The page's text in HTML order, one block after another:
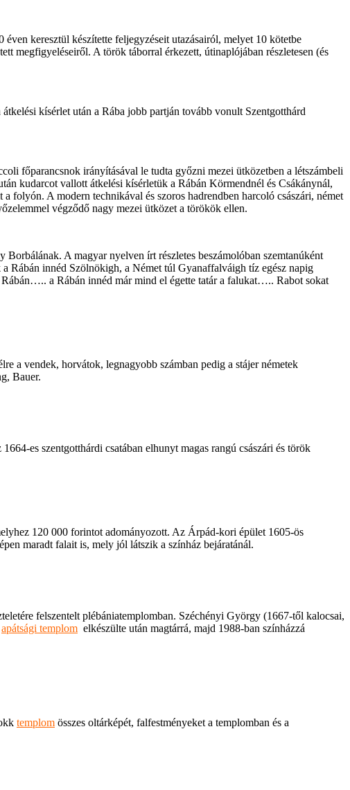
keresztül készítette feljegyzéseit utazásairól, melyet 10 kötetbe
megfigyeléseiről. A török táborral érkezett, útinaplójában részletesen (és
kísérlet után a Rába jobb partján tovább vonult Szentgotthárd
főparancsnok irányításával le tudta győzni mezei ütközetben a létszámbeli
kudarcot vallott átkelési kísérletük a Rábán Körmendnél és Csákánynál,
A modern technikával és szoros hadrendben harcoló császári, német
végződő nagy mezei ütközet a törökök ellen.
A magyar nyelven írt részletes beszámolóban szemtanúként
Rábán innéd Szölnökigh, a Német túl Gyanaffalváigh tíz egész napig
a Rábán innéd már mind el égette tatár a falukat….. Rabot sokat
a vendek, horvátok, legnagyobb számban pedig a stájer németek
Bauer.
es szentgotthárdi csatában elhunyt magas rangú császári és török
120 000 forintot adományozott. Az Árpád-kori épület 1605-ös
maradt falait is, mely jól látszik a színház bejáratánál.
felszentelt plébániatemplomban. Széchényi György (1667-től kalocsai,
apátsági templom elkészülte után magtárrá, majd 1988-ban színházzá
templom összes oltárképét, falfestményeket a templomban és a